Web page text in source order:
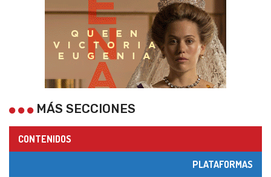
MÁS SECCIONES
CONTENIDOS
PLATAFORMAS